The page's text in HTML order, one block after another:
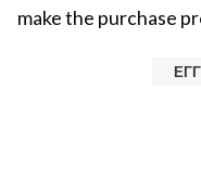
make the purchase